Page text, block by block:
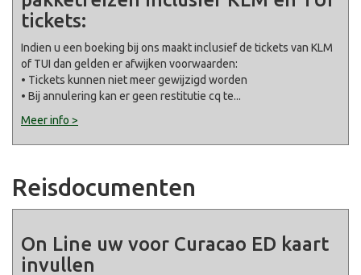
tickets:
Indien u een boeking bij ons maakt inclusief de tickets van KLM
of TUI dan gelden er afwijken voorwaarden:
• Tickets kunnen niet meer gewijzigd worden
• Bij annulering kan er geen restitutie cq te...
Meer info >
Reisdocumenten
On Line uw voor Curacao ED kaart
invullen